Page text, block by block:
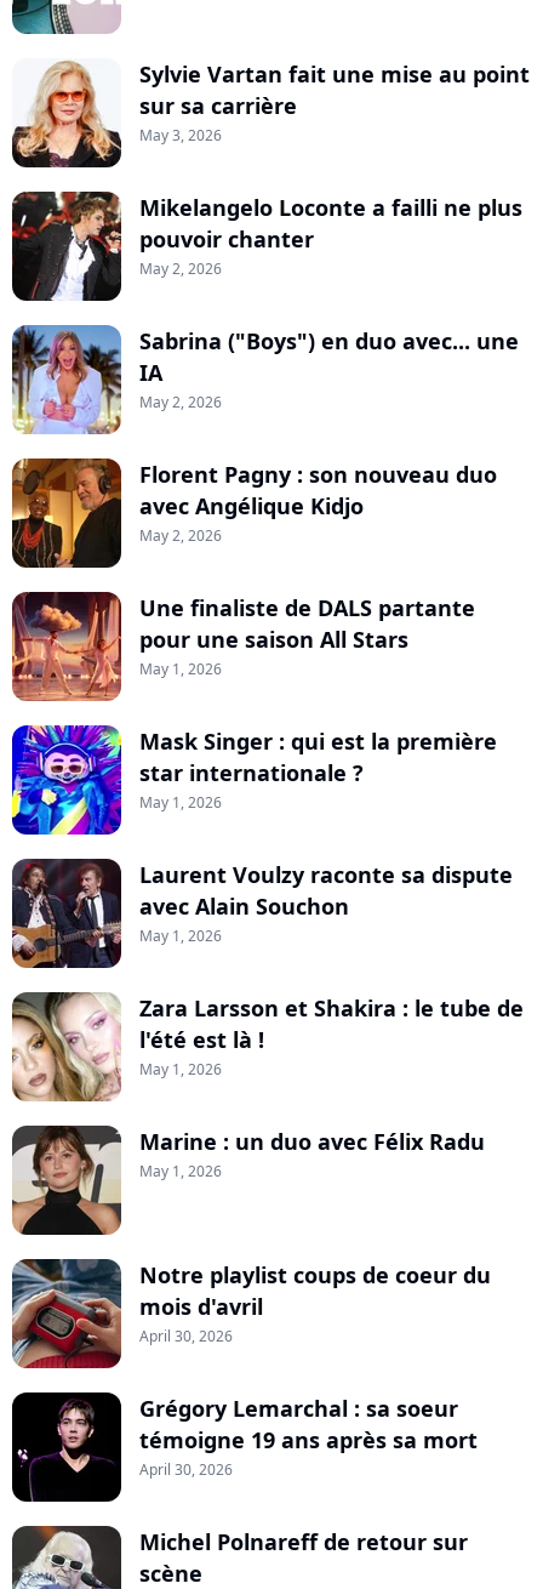
Sylvie Vartan fait une mise au point
sur sa carrière
May 3, 2026
Mikelangelo Loconte a failli ne plus
pouvoir chanter
May 2, 2026
Sabrina ("Boys") en duo avec... une
IA
May 2, 2026
Florent Pagny : son nouveau duo
avec Angélique Kidjo
May 2, 2026
Une finaliste de DALS partante
pour une saison All Stars
May 1, 2026
Mask Singer : qui est la première
star internationale ?
May 1, 2026
Laurent Voulzy raconte sa dispute
avec Alain Souchon
May 1, 2026
Zara Larsson et Shakira : le tube de
l'été est là !
May 1, 2026
Marine : un duo avec Félix Radu
May 1, 2026
Notre playlist coups de coeur du
mois d'avril
April 30, 2026
Grégory Lemarchal : sa soeur
témoigne 19 ans après sa mort
April 30, 2026
Michel Polnareff de retour sur
scène